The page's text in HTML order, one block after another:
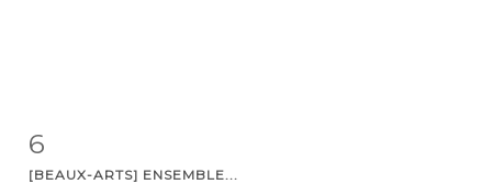
6
[BEAUX-ARTS] ENSEMBLE...